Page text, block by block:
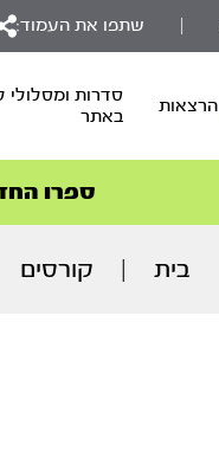
שתפו את העמוד:
הרצאות
סדרות ומסלולי
באתר
ספרו
בית קורסים